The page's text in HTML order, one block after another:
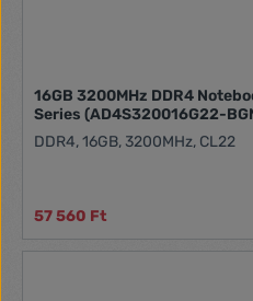
16GB 3200MHz DDR4
Series (AD4S320016G22-
DDR4, 16GB, 3200MHz, CL22
57 560 Ft